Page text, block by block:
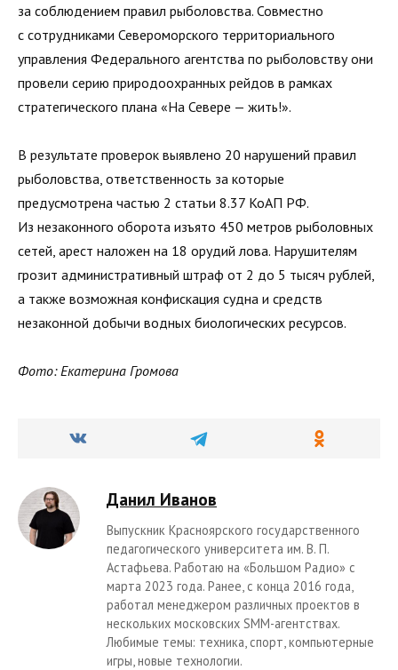
за соблюдением правил рыболовства. Совместно
с сотрудниками Североморского территориального
управления Федерального агентства по рыболовству они
провели серию природоохранных рейдов в рамках
стратегического плана «На Севере — жить!».
В результате проверок выявлено 20 нарушений правил
рыболовства, ответственность за которые
предусмотрена частью 2 статьи 8.37 КоАП РФ.
Из незаконного оборота изъято 450 метров рыболовных
сетей, арест наложен на 18 орудий лова. Нарушителям
грозит административный штраф от 2 до 5 тысяч рублей,
а также возможная конфискация судна и средств
незаконной добычи водных биологических ресурсов.
Фото: Екатерина Громова
Данил Иванов
Выпускник Красноярского государственного
педагогического университета им. В. П.
Астафьева. Работаю на «Большом Радио» с
марта 2023 года. Ранее, с конца 2016 года,
работал менеджером различных проектов в
нескольких московских SMM-агентствах.
Любимые темы: техника, спорт, компьютерные
игры, новые технологии.